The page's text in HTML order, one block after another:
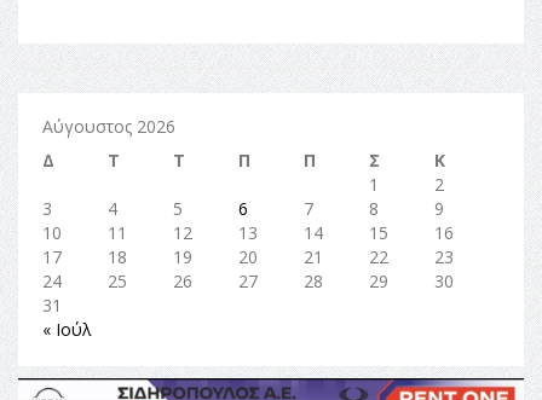
Αύγουστος 2026
Δ
Τ Τ Π Π Σ
Κ
1
2
3
4 5 6 7 8
9
10
11 12 13 14 15
16
17
18 19 20 21 22
23
24
25 26 27 28 29
30
31
« Ιούλ